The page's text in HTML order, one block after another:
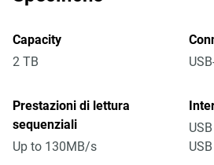
Capacity
2 TB
Prestazioni di lettura
sequenziali
Up to 130MB/s